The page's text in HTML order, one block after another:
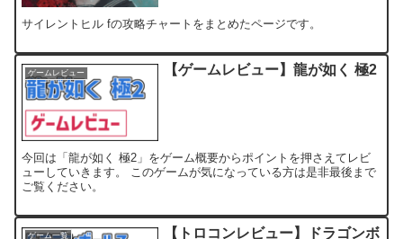
サイレントヒル fの攻略チャートをまとめたページです。
ゲームレビュー 【ゲームレビュー】龍が如く 極2
今回は「龍が如く 極2」をゲーム概要からポイントを押さえてレビ
ューしていきます。 このゲームが気になっている方は是非最後まで
ご覧ください。
ゲーム一覧
【トロコンレビュー】ドラゴンボ